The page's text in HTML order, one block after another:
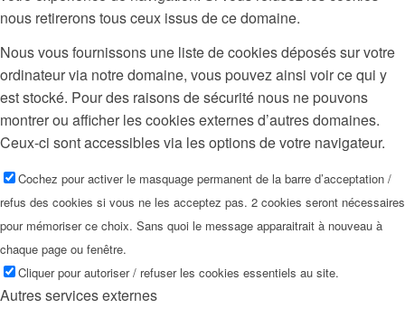
nous retirerons tous ceux issus de ce domaine.
Nous vous fournissons une liste de cookies déposés sur votre
ordinateur via notre domaine, vous pouvez ainsi voir ce qui y
est stocké. Pour des raisons de sécurité nous ne pouvons
montrer ou afficher les cookies externes d’autres domaines.
Ceux-ci sont accessibles via les options de votre navigateur.
Cochez pour activer le masquage permanent de la barre d’acceptation /
refus des cookies si vous ne les acceptez pas. 2 cookies seront nécessaires
pour mémoriser ce choix. Sans quoi le message apparaitrait à nouveau à
chaque page ou fenêtre.
Cliquer pour autoriser / refuser les cookies essentiels au site.
Autres services externes